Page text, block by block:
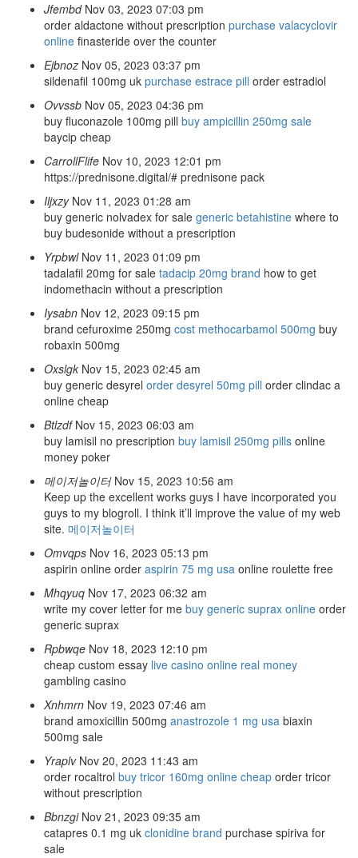
Jfembd Nov 03, 2023 07:03 pm
order aldactone without prescription purchase valacyclovir
online finasteride over the counter
Ejbnoz Nov 05, 2023 03:37 pm
sildenafil 100mg uk purchase estrace pill order estradiol
Ovvssb Nov 05, 2023 04:36 pm
buy fluconazole 100mg pill buy ampicillin 250mg sale
baycip cheap
CarrollFlife Nov 10, 2023 12:01 pm
https://prednisone.digital/# prednisone pack
Iljxzy Nov 11, 2023 01:28 am
buy generic nolvadex for sale generic betahistine where to
buy budesonide without a prescription
Yrpbwl Nov 11, 2023 01:09 pm
tadalafil 20mg for sale tadacip 20mg brand how to get
indomethacin without a prescription
Iysabn Nov 12, 2023 09:15 pm
brand cefuroxime 250mg cost methocarbamol 500mg buy
robaxin 500mg
Oxslgk Nov 15, 2023 02:45 am
buy generic desyrel order desyrel 50mg pill order clindac a
online cheap
Btlzdf Nov 15, 2023 06:03 am
buy lamisil no prescription buy lamisil 250mg pills online
money poker
메이저놀이터 Nov 15, 2023 10:56 am
Keep up the excellent works guys I have incorporated you
guys to my blogroll. I think it’ll improve the value of my web
site. 메이저놀이터
Omvqps Nov 16, 2023 05:13 pm
aspirin online order aspirin 75 mg usa online roulette free
Mhqyuq Nov 17, 2023 06:32 am
write my cover letter for me buy generic suprax online order
generic suprax
Rpbwqe Nov 18, 2023 12:10 pm
cheap custom essay live casino online real money
gambling casino
Xnhmrn Nov 19, 2023 07:46 am
brand amoxicillin 500mg anastrozole 1 mg usa biaxin
500mg sale
Yraplv Nov 20, 2023 11:43 am
order rocaltrol buy tricor 160mg online cheap order tricor
without prescription
Bbnzgi Nov 21, 2023 09:35 am
catapres 0.1 mg uk clonidine brand purchase spiriva for
sale